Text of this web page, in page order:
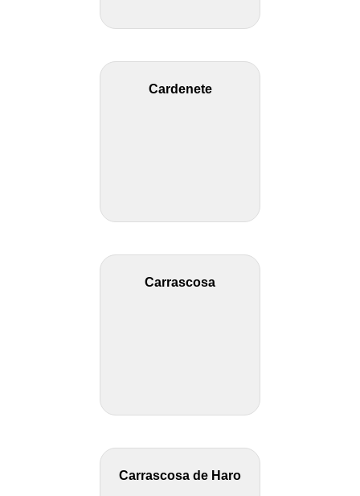
Cardenete
Carrascosa
Carrascosa de Haro